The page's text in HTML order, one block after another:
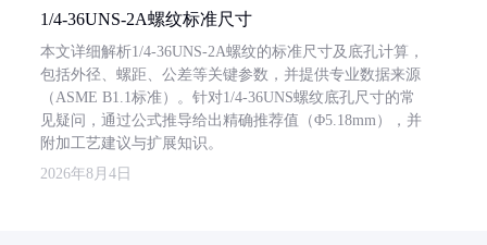
1/4-36UNS-2A螺纹标准尺寸
本文详细解析1/4-36UNS-2A螺纹的标准尺寸及底孔计算，
包括外径、螺距、公差等关键参数，并提供专业数据来源
（ASME B1.1标准）。针对1/4-36UNS螺纹底孔尺寸的常
见疑问，通过公式推导给出精确推荐值（Φ5.18mm），并
附加工艺建议与扩展知识。
2026年8月4日